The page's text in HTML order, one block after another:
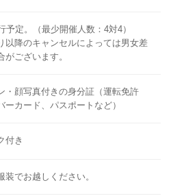
予定。（最少開催人数：4対4）
以降のキャンセルによっては男女差
がございます。
・顔写真付きの身分証（運転免許
ーカード、パスポートなど）
付き
装でお越しください。